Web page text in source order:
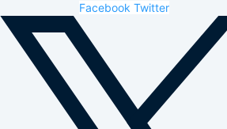
Facebook Twitter